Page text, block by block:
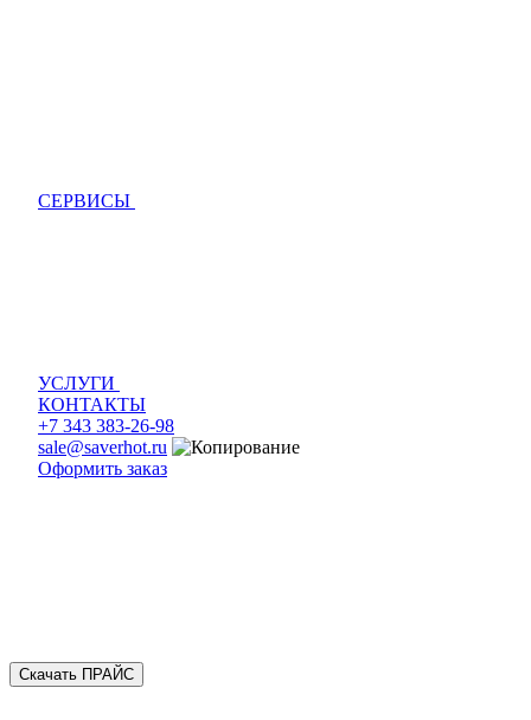
СЕРВИСЫ
УСЛУГИ
КОНТАКТЫ
+7 343 383-26-98
sale@saverhot.ru
Оформить заказ
Скачать ПРАЙС